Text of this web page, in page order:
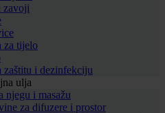
zavoji
za tijelo
zaštitu i dezinfekciju
ulja
njegu i masažu
za difuzere i prostor